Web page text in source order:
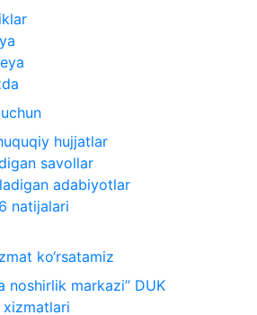
hujjatlar
savollar
adabiyotlar
natijalari
ko‘rsatamiz
noshirlik markazi” DUK